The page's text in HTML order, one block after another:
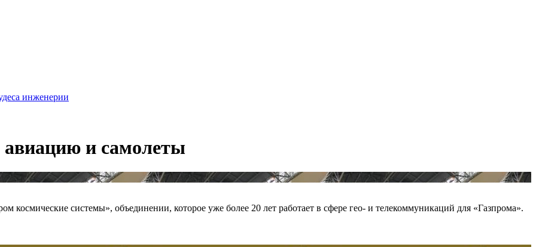
инженерии
и самолеты
космические системы», объединении, которое уже более 20 лет работает в сфере гео- и телекоммуникаций для «Газпрома».